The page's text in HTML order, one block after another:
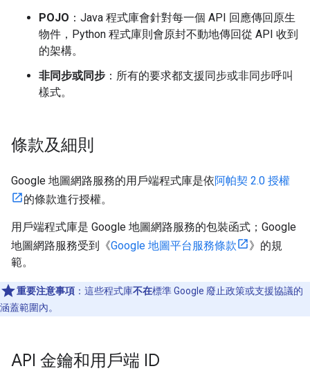
POJO ：Java 程式庫會針對每一個 API 回應傳回原生
物件，Python 程式庫則會原封不動地傳回從 API 收到
的架構。
非同步或同步 ：所有的要求都支援同步或非同步呼叫
樣式。
條款及細則
Google 地圖網路服務的用戶端程式庫是依阿帕契 2.0 授權
的條款進行授權。
用戶端程式庫是 Google 地圖網路服務的包裝函式；Google
地圖網路服務受到《Google 地圖平台服務條款
》的規
範。
重要注意事項 ：這些程式庫不在標準 Google 廢止政策或支援協議的
涵蓋範圍內。
API 金鑰和用戶端 ID